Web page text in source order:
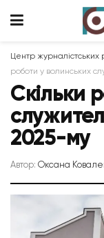
Центр журналістських
роботи у волинських
Скільки
2025-му
Автор: Оксана